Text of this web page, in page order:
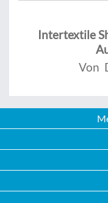
Intertextile
Von